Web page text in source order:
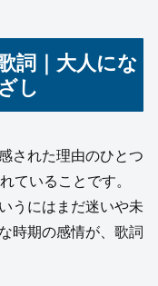
詞｜大人にな
し
された理由のひとつ
ていることです。
うにはまだ迷いや未
時期の感情が、歌詞